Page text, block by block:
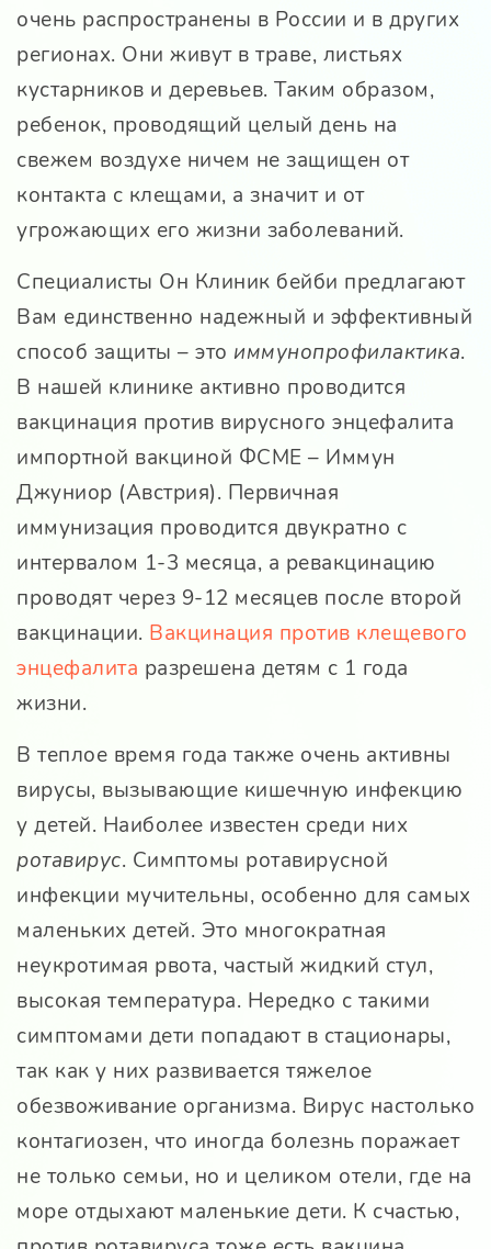
очень распространены в России и в других
регионах. Они живут в траве, листьях
кустарников и деревьев. Таким образом,
ребенок, проводящий целый день на
свежем воздухе ничем не защищен от
контакта с клещами, а значит и от
угрожающих его жизни заболеваний.
Специалисты Он Клиник бейби предлагают
Вам единственно надежный и эффективный
способ защиты – это иммунопрофилактика.
В нашей клинике активно проводится
вакцинация против вирусного энцефалита
импортной вакциной ФСМЕ – Иммун
Джуниор (Австрия). Первичная
иммунизация проводится двукратно с
интервалом 1-3 месяца, а ревакцинацию
проводят через 9-12 месяцев после второй
вакцинации. Вакцинация против клещевого
энцефалита разрешена детям с 1 года
жизни.
В теплое время года также очень активны
вирусы, вызывающие кишечную инфекцию
у детей. Наиболее известен среди них
ротавирус. Симптомы ротавирусной
инфекции мучительны, особенно для самых
маленьких детей. Это многократная
неукротимая рвота, частый жидкий стул,
высокая температура. Нередко с такими
симптомами дети попадают в стационары,
так как у них развивается тяжелое
обезвоживание организма. Вирус настолько
контагиозен, что иногда болезнь поражает
не только семьи, но и целиком отели, где на
море отдыхают маленькие дети. К счастью,